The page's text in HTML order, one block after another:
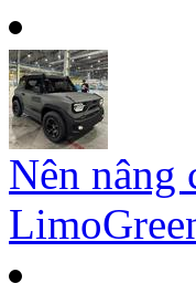
Nên nâng